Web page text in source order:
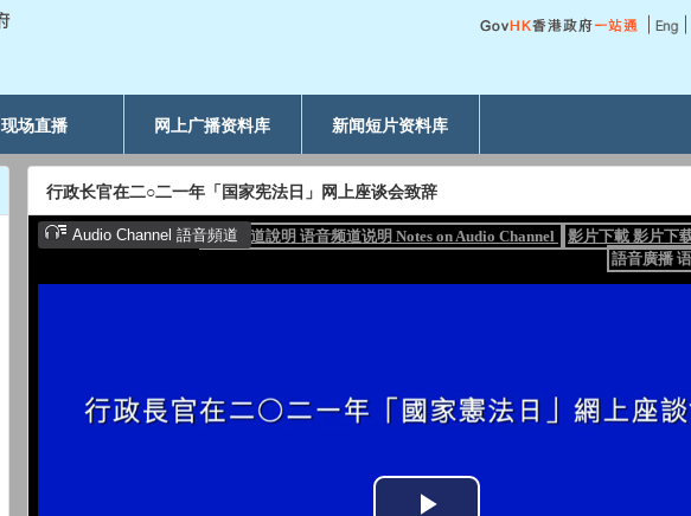
现场直播 网上广播资料库 新闻短片资料库
行政长官在二○二一年「国家宪法日」网上座谈会致辞